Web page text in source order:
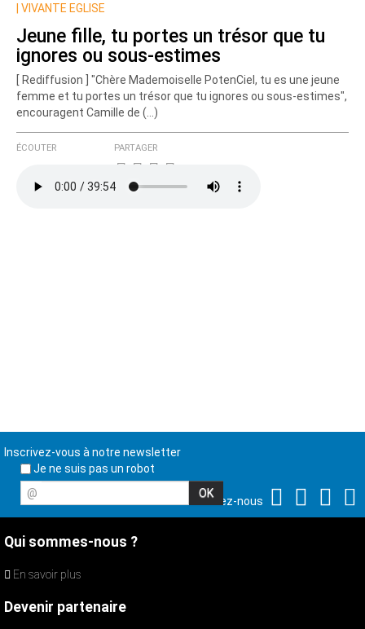
VIVANTE EGLISE
Jeune fille, tu portes un trésor que tu
ignores ou sous-estimes
[ Rediffusion ] "Chère Mademoiselle PotenCiel, tu es une jeune
femme et tu portes un trésor que tu ignores ou sous-estimes",
encouragent Camille de (…)
ÉCOUTER PARTAGER
Inscrivez-vous à notre newsletter
Je ne suis pas un robot
@
Suivez-nous
Qui sommes-nous ?
En savoir plus
Devenir partenaire